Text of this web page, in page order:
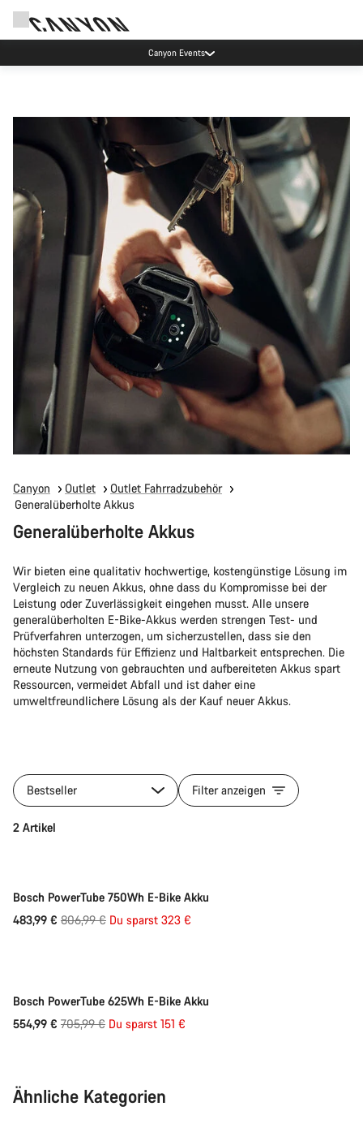
Canyon Events
Canyon Outlet
Outlet Fahrradzubehör
Generalüberholte Akkus
Generalüberholte Akkus
Wir bieten eine qualitativ hochwertige, kostengünstige Lösung im
Vergleich zu neuen Akkus, ohne dass du Kompromisse bei der
Leistung oder Zuverlässigkeit eingehen musst. Alle unsere
generalüberholten E-Bike-Akkus werden strengen Test- und
Prüfverfahren unterzogen, um sicherzustellen, dass sie den
höchsten Standards für Effizienz und Haltbarkeit entsprechen. Die
erneute Nutzung von gebrauchten und aufbereiteten Akkus spart
Ressourcen, vermeidet Abfall und ist daher eine
umweltfreundlichere Lösung als der Kauf neuer Akkus.
Bestseller Filter anzeigen
2 Artikel
Bosch PowerTube 750Wh E-Bike Akku
483,99 € Ursprungspreis
806,99 € Du sparst 323 €
Schnellauswahl
Bosch PowerTube 625Wh E-Bike Akku
554,99 € Ursprungspreis
705,99 € Du sparst 151 €
Ähnliche Kategorien